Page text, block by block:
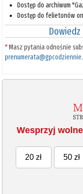
Dostęp do archiwum
Dostęp do felietonów
*Masz pytania odnośnie
Wesprzyj
20 zł 50 zł